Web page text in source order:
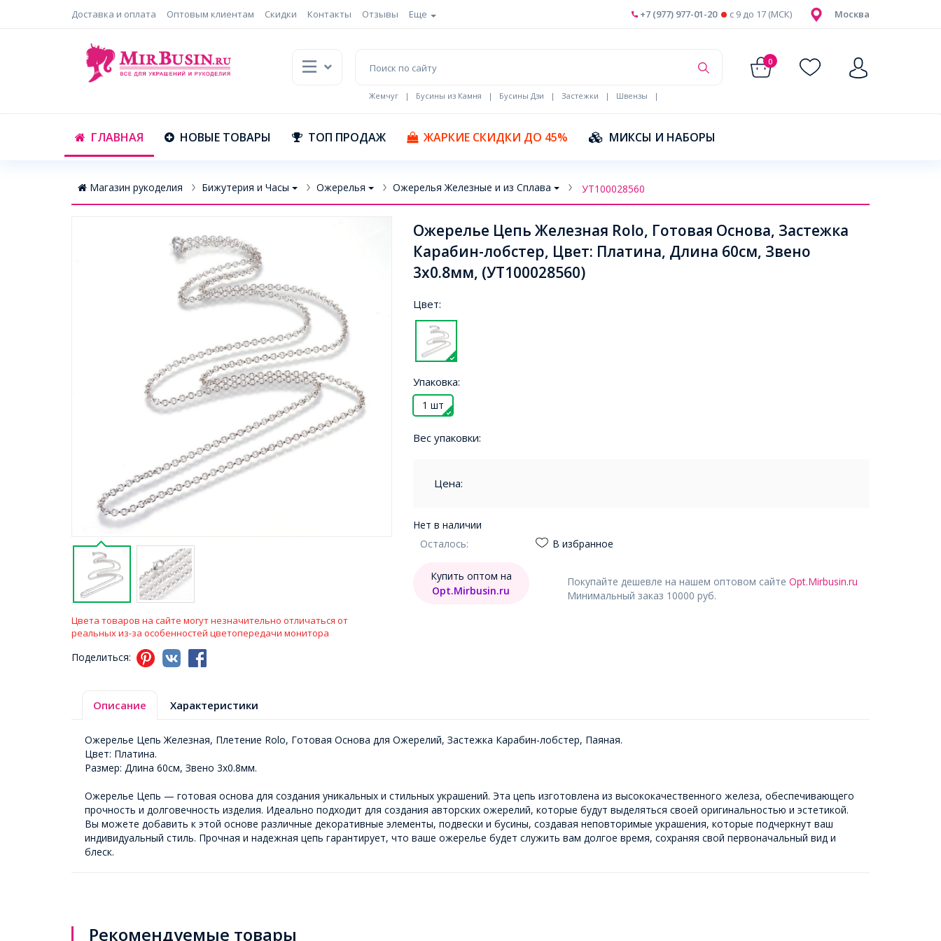
Доставка и оплата Оптовым клиентам Скидки Контакты Отзывы Еще Москва
+7 (977) 977-01-20 c 9 до 17 (МСК)
0
Жемчуг | Бусины из Камня | Бусины Дзи | Застежки | Швензы
|
ГЛАВНАЯ НОВЫЕ ТОВАРЫ ТОП ПРОДАЖ ЖАРКИЕ СКИДКИ ДО 45% МИКСЫ И НАБОРЫ
Магазин рукоделия Бижутерия и Часы Ожерелья Ожерелья Железные и из Сплава УТ100028560
Цвета товаров на сайте могут незначительно отличаться от
реальных из-за особенностей цветопередачи монитора
Поделиться:
Ожерелье Цепь Железная Rolo, Готовая Основа, Застежка
Карабин-лобстер, Цвет: Платина, Длина 60см, Звено
3х0.8мм, (УТ100028560)
Цвет:
Упаковка:
1 шт
Вес упаковки:
Цена:
Нет в наличии
Осталось:
В избранное
Покупайте дешевле на нашем оптовом сайте Opt.Mirbusin.ru
Минимальный заказ 10000 руб.
Купить оптом на
Opt.Mirbusin.ru
Описание Характеристики
Ожерелье Цепь Железная, Плетение Rolo, Готовая Основа для Ожерелий, Застежка Карабин-лобстер, Паяная.
Цвет: Платина.
Размер: Длина 60см, Звено 3х0.8мм.
Ожерелье Цепь — готовая основа для создания уникальных и стильных украшений. Эта цепь изготовлена из высококачественного железа, обеспечивающего
прочность и долговечность изделия. Идеально подходит для создания авторских ожерелий, которые будут выделяться своей оригинальностью и эстетикой.
Вы можете добавить к этой основе различные декоративные элементы, подвески и бусины, создавая неповторимые украшения, которые подчеркнут ваш
индивидуальный стиль. Прочная и надежная цепь гарантирует, что ваше ожерелье будет служить вам долгое время, сохраняя свой первоначальный вид и
блеск.
Рекомендуемые товары